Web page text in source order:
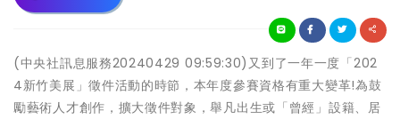
(中央社訊息服務20240429 09:59:30)又到了一年一度「202
4新竹美展」徵件活動的時節，本年度參賽資格有重大變革!為鼓
勵藝術人才創作，擴大徵件對象，舉凡出生或「曾經」設籍、居